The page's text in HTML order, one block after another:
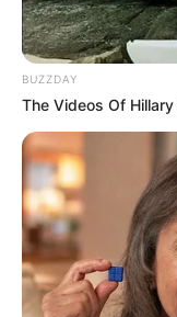
Categories
Gujarat
India
News
Astrology
International
health
Ajab Gajab
BUZZDAY
The Videos Of